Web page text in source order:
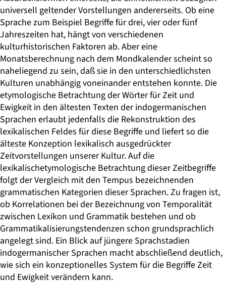
universell geltender Vorstellungen andererseits. Ob eine
Sprache zum Beispiel Begriffe für drei, vier oder fünf
Jahreszeiten hat, hängt von verschiedenen
kulturhistorischen Faktoren ab. Aber eine
Monatsberechnung nach dem Mondkalender scheint so
naheliegend zu sein, daß sie in den unterschiedlichsten
Kulturen unabhängig voneinander entstehen konnte. Die
etymologische Betrachtung der Wörter für Zeit und
Ewigkeit in den ältesten Texten der indogermanischen
Sprachen erlaubt jedenfalls die Rekonstruktion des
lexikalischen Feldes für diese Begriffe und liefert so die
älteste Konzeption lexikalisch ausgedrückter
Zeitvorstellungen unserer Kultur. Auf die
lexikalischetymologische Betrachtung dieser Zeitbegriffe
folgt der Vergleich mit den Tempus bezeichnenden
grammatischen Kategorien dieser Sprachen. Zu fragen ist,
ob Korrelationen bei der Bezeichnung von Temporalität
zwischen Lexikon und Grammatik bestehen und ob
Grammatikalisierungstendenzen schon grundsprachlich
angelegt sind. Ein Blick auf jüngere Sprachstadien
indogermanischer Sprachen macht abschließend deutlich,
wie sich ein konzeptionelles System für die Begriffe Zeit
und Ewigkeit verändern kann.